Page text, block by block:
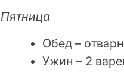
Пятница
Обед –
Ужин – 2